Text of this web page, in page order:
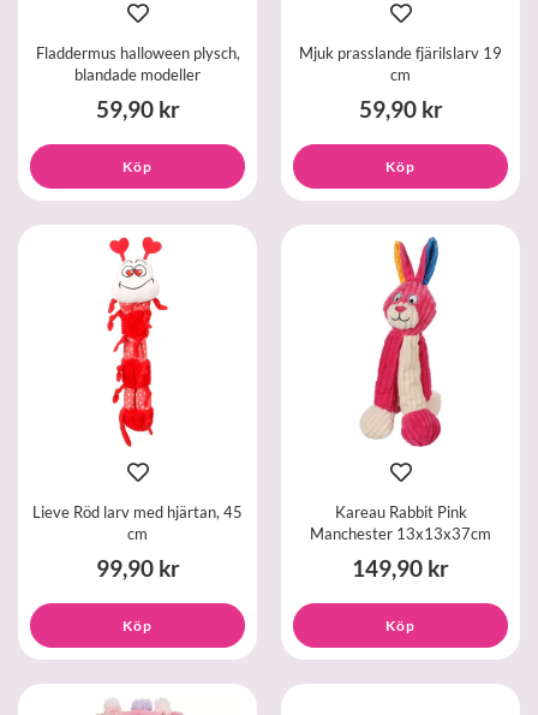
Fladdermus halloween plysch,
blandade modeller
59,90 kr
Köp
Mjuk prasslande fjärilslarv 19
cm
59,90 kr
Köp
Lieve Röd larv med hjärtan, 45
cm
99,90 kr
Köp
Kareau Rabbit Pink
Manchester 13x13x37cm
149,90 kr
Köp